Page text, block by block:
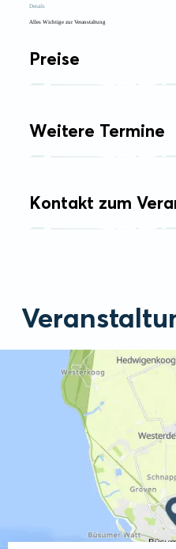
Details
Alles Wichtige zur Veranstaltung
Preise
Weitere Termine
Kontakt zum